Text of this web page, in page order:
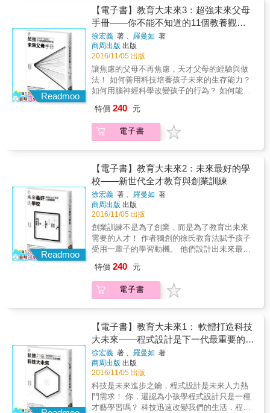
一隻烏龜、變色龍、獅子或老鷹──藉由動物形
象，探討老師的各種典型及管理班級的成效。
◎正向教養，改變教師對自己和學生的態度和
看法 ．你希望學生成為好的決策者嗎？ ．你希
望學生有學習彈性、負責任、能與人合作、專
注聆聽嗎？ ．你想幫助學生學習如何彌補傷害
他人的錯誤嗎？ ．你是否想要一個充滿成就感
的教室，鼓勵學生熱愛學習？ 本書運用阿德勒
心理輔導法：一套涵蓋溝通、衝突處理與相互
尊重的「正向教養法」，為教師和學生提供各
種實用的技巧，結合精采的教學實例、圖表、
提問、練習題等，深度探討管理班級遭逢的難
題、激勵學生主動學習並參與解決問題的方
可帶領學生練習的活動，適合你帶著學生或與
其他老師一起實際演練運用。 ★具體實用的
方法，幫助師生一起改善難題： ．有效管理班
級：十一種教室管理的工具、八個班級會議技
巧、班級會議的QA（小學、中學、高中老師老
師問題集）、四個賦予學生能力的溝通技巧
&hellip;&hellip;幫助維持教室內互相尊重的氣
氛，並處理學生的各種問題。 ．善用「3R1H」
解決問題之道：相關（Related）、尊重
（Respectful）、合理（Reasonable）、有幫
態。 ．「選擇輪」幫助孩子解決問題：「選擇
輪」上的每一個區塊，都代表孩子可以學習和
運用的問題解決技巧，老師不須單獨承擔解決
停」區域：孩子心煩或發生衝突時，提供一個
沉澱情緒、冷靜思考解決方法的空間。 ．出現
霸凌問題時，進行名叫「查理」的活動：幫助
學生了解不友善的行為和言語可能產生的結
果，並提供三種關於霸凌的錯誤認知，同時告
訴大人應該怎麼做。 ◎打造一個互助合作的
「正向教養」教室 積極受過「正向教養」洗禮
的教師，在課堂上備受學生尊重，而能教導出
書集結來自全球幼兒園到高中教師實際運用
「正向教養」的案例、方法和成功經驗，期待
更多教師將它應用於校園和班級中，創造充滿
活力與成就感的學習環境！ ◎你是一位怎樣的
老師？領導風格牽動管理班級的成效 身為一位
教師，你總是在太寬鬆和太嚴厲之間搖擺不
定？不知該如何在課堂上「讓學生聽話」？你
遇到挑戰體制、不在意獎賞的孩子，無計可
生，你總是左右為難？你明白自己是怎樣的管
本書邀請老師們想像一下，在教學現場，你最
想避免處理的是：痛苦與壓力、拒絕與麻煩、
無意義與不重要、批評與嘲笑？這意味著你是
一隻烏龜、變色龍、獅子或老鷹──藉由動物形
象，探討老師的各種典型及管理班級的成效。
◎正向教養，改變教師對自己和學生的態度和
看法 ．你希望學生成為好的決策者嗎？ ．你希
望學生有學習彈性、負責任、能與人合作、專
注聆聽嗎？ ．你想幫助學生學習如何彌補傷害
他人的錯誤嗎？ ．你是否想要一個充滿成就感
的教室，鼓勵學生熱愛學習？ 本書運用阿德勒
心理輔導法：一套涵蓋溝通、衝突處理與相互
尊重的「正向教養法」，為教師和學生提供各
種實用的技巧，結合精采的教學實例、圖表、
提問、練習題等，深度探討管理班級遭逢的難
題、激勵學生主動學習並參與解決問題的方
可帶領學生練習的活動，適合你帶著學生或與
其他老師一起實際演練運用。 ★具體實用的
方法，幫助師生一起改善難題： ．有效管理班
級：十一種教室管理的工具、八個班級會議技
巧、班級會議的QA（小學、中學、高中老師老
師問題集）、四個賦予學生能力的溝通技巧
&hellip;&hellip;幫助維持教室內互相尊重的氣
氛，並處理學生的各種問題。 ．善用「3R1H」
育局資料顯示，在各級學校的生員數大幅減少
的情形下，學科補習的需求量應該會隨之下
降，但學科補習班數量在近十年卻還是逆向地
緩慢成長，這反而更顯驚人。既然學科補習得
到大多數家長和學生普遍的認同與採用，那麼
學科補習是否能在實證研究的基礎上證明有
效？這是本書最關注的問題，本書共收錄了11
篇實證研究，每篇研究在學科補習效益這個主
題都有其研究發現，藉由本書對於這些研究發
現的彙整，應該可以回答學科補習是否有效的
的認知。本書特色本書以：
1.Coleman（1988）提出的「家庭教育資源理
論」；2.Carroll（1963, 1989）提出的「學校學
3.Entwisle、Alexander及Olson（1997）提出
的「水龍頭理論」（the faucet theory）來解釋
學科補習效益的理論基礎，並說明學科補習研
究的重要性。
Readmoo
【電子書】教育大未來3：超強未來父母
手冊——你不能不知道的11個教養觀念
與作法
徐宏義 著 、羅曼如 著
商周出版 出版
2016/11/05 出版
讓焦慮的父母不再焦慮，天才父母的經驗與做
法！ 如何善用科技培養孩子未來的生存能力？
如何用腦神經科學改變孩子的行為？ 如何能正
害。 父母以為不好的，其實是好的！ 作者的親
身經驗與實際教學分享， 父母與教育者的疑問
完全解答！ 作者徐宏義與羅曼如長年關心教育
的學習方式。因為他們經常在與家長的交談中
被問到一些重覆的問題，聽的的次數愈多，表
示這是父母最關心的，或是最困擾的問題；再
加上有些問題沒有人問到，多少表示許多家長
或年輕人忽略了這些重要的問題。為了這些焦
慮的父母，他們寫下了本書的內容。 作者在第
一部分享他們在實驗教學裡碰到最大的問題
是，小孩子在傳統的教育方式底下，養成出一
種「只做你教我的」的習慣，於是在要求孩子
自己發揮創造力時，有許多學生常常瞪著老
多事情都是全新或第一次碰到的，在無前例可
循的狀況下，工作者就必須要能提出解決的辦
法，創意、創新、創造力就變得很重要。因此
談自學（Self-Learning）。在傳統教育中，最
大的問題是填鴨式的教育。作者指出許多有成
就的人最大的特色之一是早早就輟學（離開學
校的原因不一），但有一點不變的是，他們停
止了學校教育但從未停止過學習。有些人甚至
認為，離開學校才能真正開始學習。這就是自
學的重要性。 第三章談無私的分享
（Sharing），談到小孩社交生活的重要性。作
特價 240 元
電子書
Readmoo
【電子書】教育大未來2：未來最好的學
校——新世代全才教育與創業訓練
徐宏義 著 、羅曼如 著
商周出版 出版
2016/11/05 出版
創業訓練不是為了創業，而是為了教育出未來
需要的人才！ 作者獨創的徐氏教育法賦予孩子
受用一輩子的學習動機。 他們設計出未來最好
他們的課程提倡讓孩子嘗試創業，因為創業就
是一種人格與能力的全才教育。 讓他們得以從
創業訓練的過程中學習人生必備的技巧與能
技和新的學習方式，希望能改變下一代的學習
方式。 作者開宗明義強調：二十一世紀，因為
教育科技（Edtech）的發展，讓所有人都有受
同樣高品質教育的機會，因為科技運用在教育
上，打破了國界限制，弭平了城市與偏遠鄉鎮
Learning）帶動人類文明。我們由MOOC談
起，MOOC是Massive Open Online Course四
特價 240 元
電子書
【電子書】教育大未來1： 軟體打造科技
大未來——程式設計是下一代最重要的生
存技能
徐宏義 著 、羅曼如 著
商周出版 出版
2016/11/05 出版
科技是未來進步之鑰，程式設計是未來人力熱
門需求！ 你，還認為小孩學程式設計只是一種
才藝學習嗎？ 科技迅速改變我們的生活，程式